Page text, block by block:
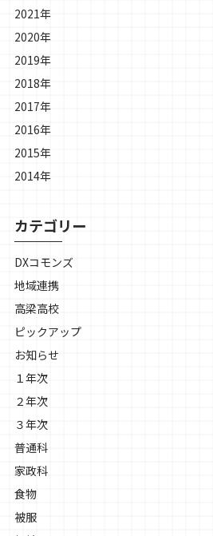
2021年
2020年
2019年
2018年
2017年
2016年
2015年
2014年
カテゴリー
DXコモンズ
地域連携
高梁高校
ピックアップ
お知らせ
１年次
２年次
３年次
普通科
家政科
食物
被服